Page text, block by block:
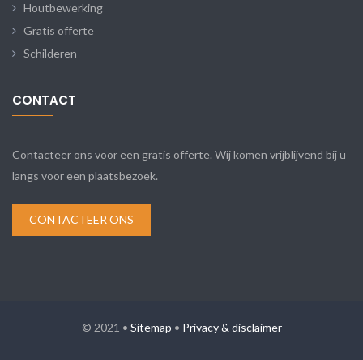
Houtbewerking
Gratis offerte
Schilderen
CONTACT
Contacteer ons voor een gratis offerte. Wij komen vrijblijvend bij u
langs voor een plaatsbezoek.
CONTACTEER ONS
© 2021 • Sitemap • Privacy & disclaimer